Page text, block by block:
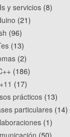
y servicios (8)
(21)
(96)
(13)
(2)
(186)
(17)
prácticos (13)
particulares (14)
(1)
(50)